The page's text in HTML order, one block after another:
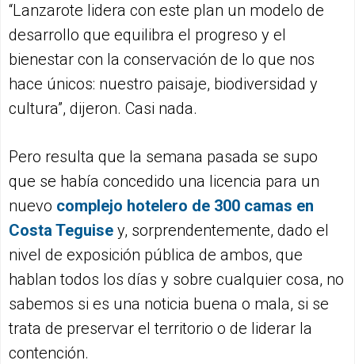
“Lanzarote lidera con este plan un modelo de
desarrollo que equilibra el progreso y el
bienestar con la conservación de lo que nos
hace únicos: nuestro paisaje, biodiversidad y
cultura”, dijeron. Casi nada.
Pero resulta que la semana pasada se supo
que se había concedido una licencia para un
nuevo complejo hotelero de 300 camas en
Costa Teguise y, sorprendentemente, dado el
nivel de exposición pública de ambos, que
hablan todos los días y sobre cualquier cosa, no
sabemos si es una noticia buena o mala, si se
trata de preservar el territorio o de liderar la
contención.